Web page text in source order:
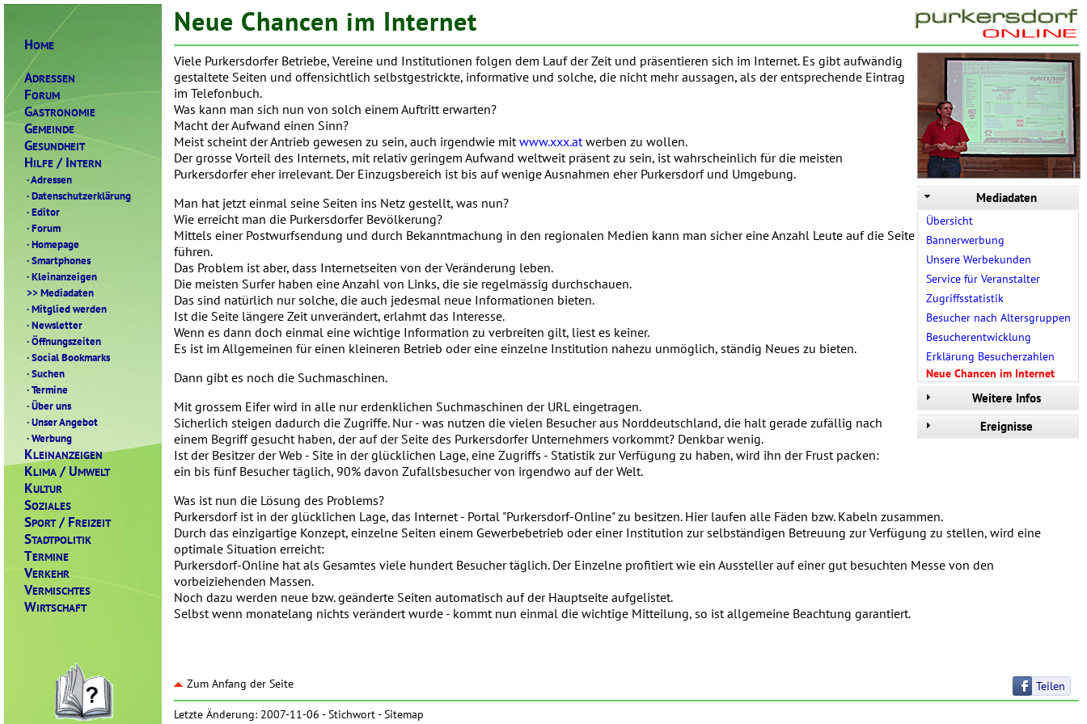
HOME
ADRESSEN
FORUM
GASTRONOMIE
GEMEINDE
GESUNDHEIT
HILFE / INTERN
·Adressen
·Datenschutzerklärung
·Editor
·Forum
·Homepage
·Smartphones
·Kleinanzeigen
>>Mediadaten
·Mitglied werden
·Newsletter
·Öffnungszeiten
·Social Bookmarks
·Suchen
·Termine
·Über uns
·Unser Angebot
·Werbung
KLEINANZEIGEN
KLIMA / UMWELT
KULTUR
SOZIALES
SPORT/ FREIZEIT
STADTPOLITIK
TERMINE
VERKEHR
VERMISCHTES
WIRTSCHAFT
Neue Chancen im Internet
Mediadaten
Übersicht
Bannerwerbung
Unsere Werbekunden
Service für Veranstalter
Zugriffsstatistik
Besucher nach Altersgruppen
Besucherentwicklung
Erklärung Besucherzahlen
Neue Chancen im Internet
Weitere Infos
Ereignisse
Viele Purkersdorfer Betriebe, Vereine und Institutionen folgen dem Lauf der Zeit und präsentieren sich im Internet. Es gibt aufwändig
gestaltete Seiten und offensichtlich selbstgestrickte, informative und solche, die nicht mehr aussagen, als der entsprechende Eintrag
im Telefonbuch.
Was kann man sich nun von solch einem Auftritt erwarten?
Macht der Aufwand einen Sinn?
Meist scheint der Antrieb gewesen zu sein, auch irgendwie mitwww.xxx.atwerben zu wollen.
Der grosse Vorteil des Internets, mit relativ geringem Aufwand weltweit präsent zu sein, ist wahrscheinlich für die meisten
Purkersdorfer eher irrelevant. Der Einzugsbereich ist bis auf wenige Ausnahmen eher Purkersdorf und Umgebung.
Man hat jetzt einmal seine Seiten ins Netz gestellt, was nun?
Wie erreicht man die Purkersdorfer Bevölkerung?
Mittels einer Postwurfsendung und durch Bekanntmachung in den regionalen Medien kann man sicher eine Anzahl Leute auf die Seite
führen.
Das Problem ist aber, dass Internetseiten von der Veränderung leben.
Die meisten Surfer haben eine Anzahl von Links, die sie regelmässig durchschauen.
Das sind natürlich nur solche, die auch jedesmal neue Informationen bieten.
Ist die Seite längere Zeit unverändert, erlahmt das Interesse.
Wenn es dann doch einmal eine wichtige Information zu verbreiten gilt, liest es keiner.
Es ist im Allgemeinen für einen kleineren Betrieb oder eine einzelne Institution nahezu unmöglich, ständig Neues zu bieten.
Dann gibt es noch die Suchmaschinen.
Mit grossem Eifer wird in alle nur erdenklichen Suchmaschinen der URL eingetragen.
Sicherlich steigen dadurch die Zugriffe. Nur - was nutzen die vielen Besucher aus Norddeutschland, die halt gerade zufällig nach
einem Begriff gesucht haben, der auf der Seite des Purkersdorfer Unternehmers vorkommt? Denkbar wenig.
Ist der Besitzer der Web - Site in der glücklichen Lage, eine Zugriffs - Statistik zur Verfügung zu haben, wird ihn der Frust packen:
ein bis fünf Besucher täglich, 90% davon Zufallsbesucher von irgendwo auf der Welt.
Was ist nun die Lösung des Problems?
Purkersdorf ist in der glücklichen Lage, das Internet - Portal "Purkersdorf-Online" zu besitzen. Hier laufen alle Fäden bzw. Kabeln zusammen.
Durch das einzigartige Konzept, einzelne Seiten einem Gewerbebetrieb oder einer Institution zur selbständigen Betreuung zur Verfügung zu stellen, wird eine
optimale Situation erreicht:
Purkersdorf-Online hat als Gesamtes viele hundert Besucher täglich. Der Einzelne profitiert wie ein Aussteller auf einer gut besuchten Messe von den
vorbeiziehenden Massen.
Noch dazu werden neue bzw. geänderte Seiten automatisch auf der Hauptseite aufgelistet.
Selbst wenn monatelang nichts verändert wurde - kommt nun einmal die wichtige Mitteilung, so ist allgemeine Beachtung garantiert.
Teilen
Zum Anfang der Seite
Letzte Änderung: 2007-11-06 -Stichwort-Sitemap